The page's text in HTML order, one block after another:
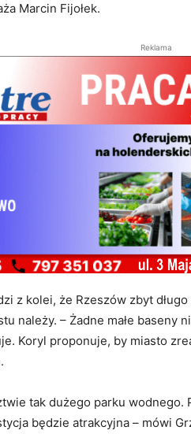
Marcin Fijołek.
Reklama
z kolei, że Rzeszów zbyt
należy. – Żadne małe baseny
Koryl proponuje, by miasto
tak dużego parku
będzie atrakcyjna – mówi